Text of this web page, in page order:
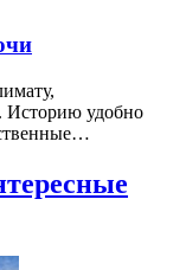
Историю удобно